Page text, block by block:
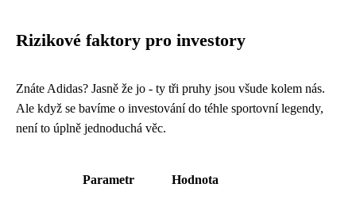
Rizikové faktory pro investory
Znáte Adidas? Jasně že jo - ty tři pruhy jsou všude kolem nás.
Ale když se bavíme o investování do téhle sportovní legendy,
není to úplně jednoduchá věc.
Parametr Hodnota